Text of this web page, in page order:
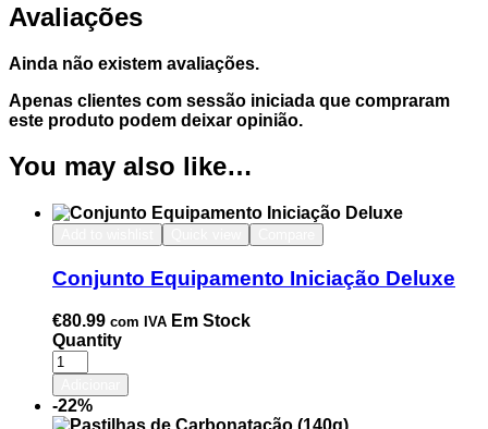
Avaliações
Ainda não existem avaliações.
Apenas clientes com sessão iniciada que compraram
este produto podem deixar opinião.
You may also like…
Conjunto Equipamento Iniciação Deluxe
€80.99 com IVA Em Stock
Quantity
-22%